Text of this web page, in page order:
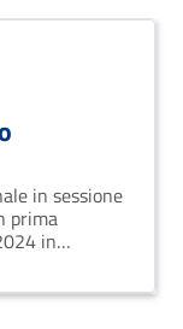
prima
in